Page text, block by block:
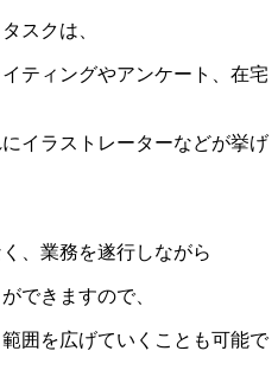
スクは、
ティングやアンケート、在宅
イラストレーターなどが挙げ
、業務を遂行しながら
できますので、
囲を広げていくことも可能で